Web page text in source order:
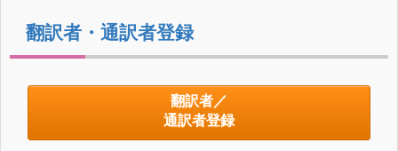
翻訳者・通訳者登録
翻訳者／
通訳者登録